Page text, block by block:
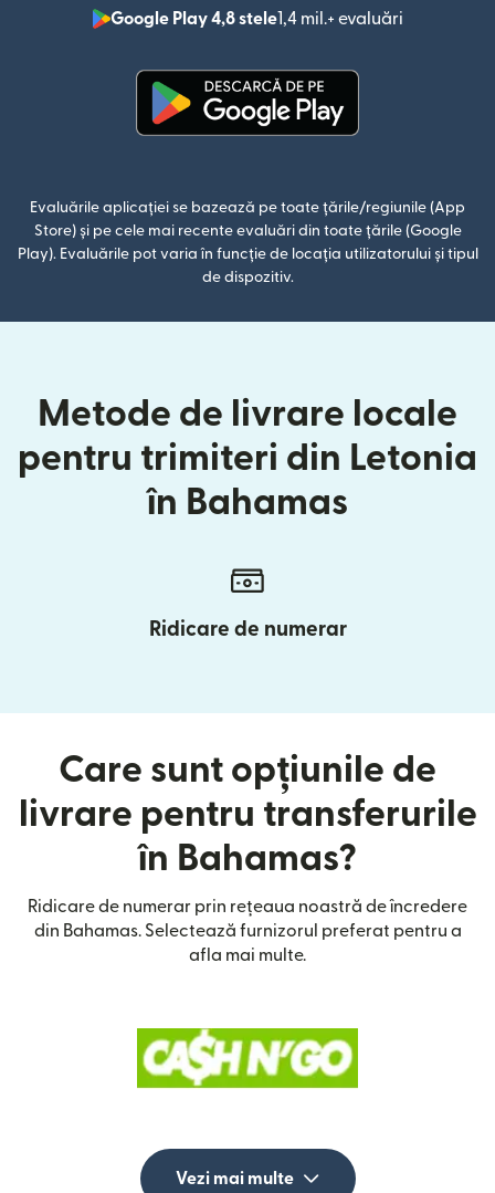
Google Play 4,8 stele1,4 mil.+ evaluări
(se
Evaluările aplicației se bazează pe toate țările/regiunile (App
Store) și pe cele mai recente evaluări din toate țările (Google
Play). Evaluările pot varia în funcție de locația utilizatorului și tipul
de dispozitiv.
Metode de livrare locale
pentru trimiteri din Letonia
în Bahamas
Ridicare de numerar
Care sunt opțiunile de
livrare pentru transferurile
în Bahamas?
Ridicare de numerar prin rețeaua noastră de încredere
din Bahamas. Selectează furnizorul preferat pentru a
afla mai multe.
Vezi mai multe